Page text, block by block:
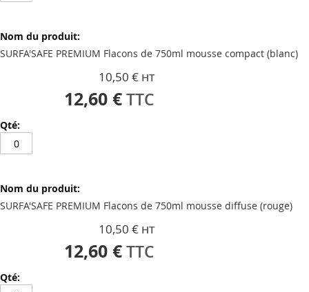
SURFA'SAFE PREMIUM Flacons de 750ml mousse compact (blanc)
10,50 €
12,60 €
SURFA'SAFE PREMIUM Flacons de 750ml mousse diffuse (rouge)
10,50 €
12,60 €